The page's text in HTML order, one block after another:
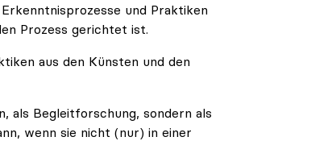
und Praktiken
Prozess gerichtet ist.
aus den Künsten und den
als Begleitforschung, sondern als
wenn sie nicht (nur) in einer